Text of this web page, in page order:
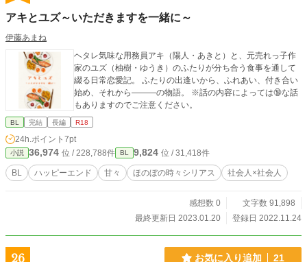
アキとユズ～いただきますを一緒に～
伊藤あまね
ヘタレ気味な用務員アキ（陽人・あきと）と、元売れっ子作
家のユズ（柚樹・ゆうき）のふたりが分ち合う食事を通して
綴る日常恋愛記。 ふたりの出逢いから、ふれあい、付き合い
始め、それから―――の物語。 ※話の内容によっては🔞な話
もありますのでご注意ください。
BL 完結 長編 R18
24h.ポイント 7pt
小説 36,974 位 / 228,788件 BL 9,824 位 / 31,418件
BL ハッピーエンド 甘々 ほのぼの時々シリアス 社会人×社会人
感想数 0
文字数 91,898
最終更新日 2023.01.20
登録日 2022.11.24
26 お気に入り追加 21